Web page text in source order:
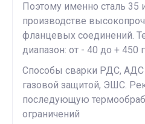
Поэтому именно сталь 35
производстве
фланцевых соединений.
диапазон: от - 40 до + 450
Способы сварки РДС,
газовой защитой, ЭШС.
последующую
ограничений